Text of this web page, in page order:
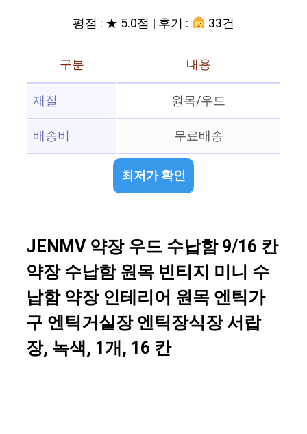
평점 : ★ 5.0점 | 후기 :
33건
구분
내용
재질
원목/우드
배송비
무료배송
최저가 확인
JENMV 약장 우드 수납함 9/16 칸
약장 수납함 원목 빈티지 미니 수
납함 약장 인테리어 원목 엔틱가
구 엔틱거실장 엔틱장식장 서랍
장, 녹색, 1개, 16 칸